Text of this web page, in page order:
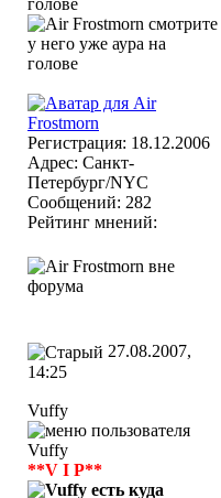
Регистрация: 18.12.2006
Адрес: Cанкт-
Петербург/NYC
Сообщений: 282
Рейтинг мнений:
27.08.2007,
14:25
Vuffy
**V I P**